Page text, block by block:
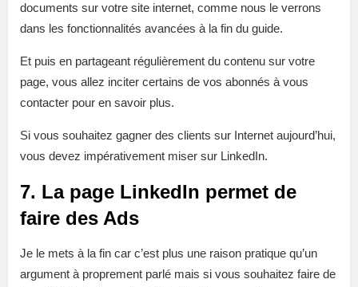
documents sur votre site internet, comme nous le verrons
dans les fonctionnalités avancées à la fin du guide.
Et puis en partageant régulièrement du contenu sur votre
page, vous allez inciter certains de vos abonnés à vous
contacter pour en savoir plus.
Si vous souhaitez gagner des clients sur Internet aujourd’hui,
vous devez impérativement miser sur LinkedIn.
7. La page LinkedIn permet de
faire des Ads
Je le mets à la fin car c’est plus une raison pratique qu’un
argument à proprement parlé mais si vous souhaitez faire de